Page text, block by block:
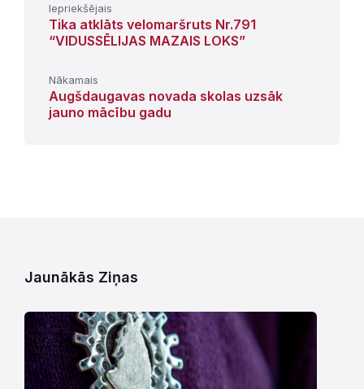
Iepriekšējais
Tika atklāts velomaršruts Nr.791
“VIDUSSĒLIJAS MAZAIS LOKS”
Nākamais
Augšdaugavas novada skolas uzsāk
jauno mācību gadu
Jaunākās Ziņas